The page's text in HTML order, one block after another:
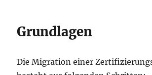
Grundlagen
Die Migration einer